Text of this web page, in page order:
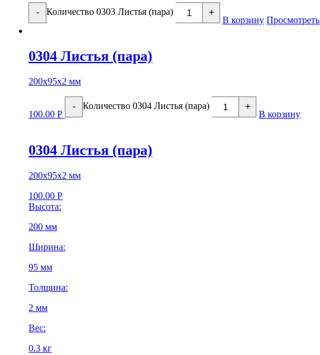
- Количество 0303 Листья (пара) +
В корзину Просмотреть
0304 Листья (пара)
200х95х2 мм
100.00 Р
- Количество 0304 Листья (пара) +
В корзину
0304 Листья (пара)
200х95х2 мм
100.00 Р
Высота:
200 мм
Ширина:
95 мм
Толщина:
2 мм
Вес:
0.3 кг